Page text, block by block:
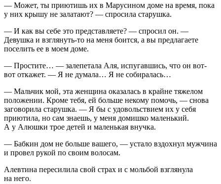
— Может, ты приютишь их в Марусином доме на время, пока
у них крышу не залатают? — спросила старушка.
— И как вы себе это представляете? — спросил он. —
Девушка и взглянуть-то на меня боится, а вы предлагаете
поселить ее в моем доме.
— Простите… — залепетала Аля, испугавшись, что он вот-
вот откажет. — Я не думала… Я не собиралась…
— Мальчик мой, эта женщина оказалась в крайне тяжелом
положении. Кроме тебя, ей больше некому помочь, — снова
заговорила старушка. — Я бы с удовольствием их у себя
приютила, но сам знаешь, у меня домишко маленький.
А у Алюшки трое детей и маленькая внучка.
— Бабкин дом не больше вашего, — устало вздохнул мужчина
и провел рукой по своим волосам.
Алевтина пересилила свой страх и с мольбой взглянула
на него.